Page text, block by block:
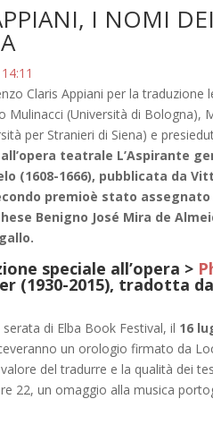
I NOMI
Claris Appiani per la traduzione
Mulinacci (Università di Bologna),
per Stranieri di Siena) e
teatrale L’Aspirante
(1608-1666), pubblicata da
premioè stato assegnato
Benigno José Mira de
speciale all’opera >
(1930-2015), tradotta
di Elba Book Festival, il 16
un orologio firmato da
valore del tradurre e la qualità dei
22, un omaggio alla musica